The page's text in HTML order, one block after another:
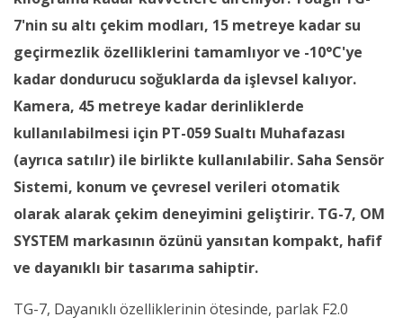
7'nin su altı çekim modları, 15 metreye kadar su
geçirmezlik özelliklerini tamamlıyor ve -10°C'ye
kadar dondurucu soğuklarda da işlevsel kalıyor.
Kamera, 45 metreye kadar derinliklerde
kullanılabilmesi için PT-059 Sualtı Muhafazası
(ayrıca satılır) ile birlikte kullanılabilir. Saha Sensör
Sistemi, konum ve çevresel verileri otomatik
olarak alarak çekim deneyimini geliştirir. TG-7, OM
SYSTEM markasının özünü yansıtan kompakt, hafif
ve dayanıklı bir tasarıma sahiptir.
TG-7, Dayanıklı özelliklerinin ötesinde, parlak F2.0